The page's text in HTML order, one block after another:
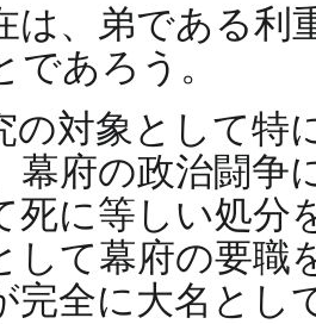
は、弟である
あろう。
の対象として
幕府の政治闘
死に等しい処
て幕府の要職
完全に大名と